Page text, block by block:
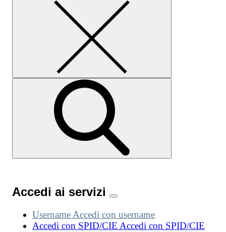
Accedi ai servizi
Username Accedi con username
Accedi con SPID/CIE Accedi con SPID/CIE